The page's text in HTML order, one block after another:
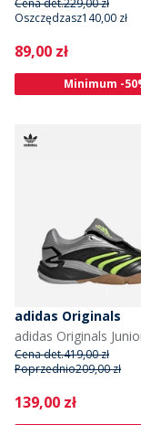
Cena det.229,00 zł
Oszczędzasz140,00 zł
Current
89,00 zł
Minimum -
adidas Originals
Cena det.419,00 zł
Poprzednio209,00 zł
Current
139,00 zł